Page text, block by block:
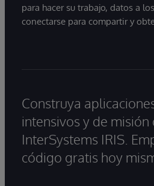
para hacer su trabajo, datos a
conectarse para compartir y
Construya
intensivos y de misión
InterSystems IRIS.
código gratis hoy